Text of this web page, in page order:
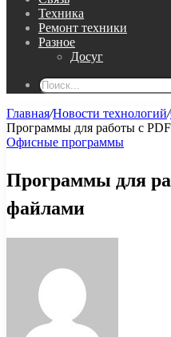
Техника
Ремонт техники
Разное
Досуг
Главная/Новости технологий/
Программы для работы с
Офисные программы
Программы для
файлами